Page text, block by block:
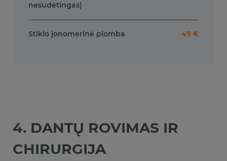
nesudėtingas)
Stiklo jonomerinė plomba 49 €
4. DANTŲ ROVIMAS IR
CHIRURGIJA